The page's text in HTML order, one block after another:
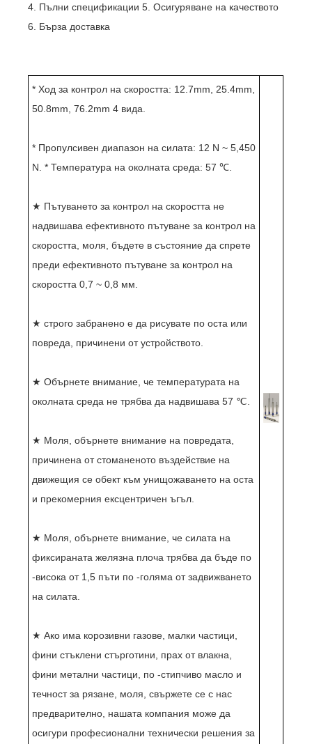
4. Пълни спецификации 5. Осигуряване на качеството
6. Бърза доставка
* Ход за контрол на скоростта: 12.7mm, 25.4mm,
50.8mm, 76.2mm 4 вида.
* Пропулсивен диапазон на силата: 12 N ~ 5,450
N. * Температура на околната среда: 57 ℃.
★ Пътуването за контрол на скоростта не
надвишава ефективното пътуване за контрол на
скоростта, моля, бъдете в състояние да спрете
преди ефективното пътуване за контрол на
скоростта 0,7 ~ 0,8 мм.
★ строго забранено е да рисувате по оста или
повреда, причинени от устройството.
★ Обърнете внимание, че температурата на
околната среда не трябва да надвишава 57 ℃.
★ Моля, обърнете внимание на повредата,
причинена от стоманеното въздействие на
движещия се обект към унищожаването на оста
и прекомерния ексцентричен ъгъл.
★ Моля, обърнете внимание, че силата на
фиксираната желязна плоча трябва да бъде по
-висока от 1,5 пъти по -голяма от задвижването
на силата.
★ Ако има корозивни газове, малки частици,
фини стъклени стърготини, прах от влакна,
фини метални частици, по -стипчиво масло и
течност за рязане, моля, свържете се с нас
предварително, нашата компания може да
осигури професионални технически решения за